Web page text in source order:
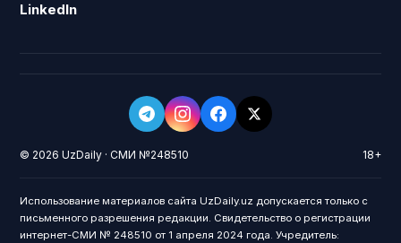
LinkedIn
© 2026 UzDaily · СМИ №248510 18+
Использование материалов сайта UzDaily.uz допускается только с
письменного разрешения редакции. Свидетельство о регистрации
интернет-СМИ № 248510 от 1 апреля 2024 года. Учредитель: